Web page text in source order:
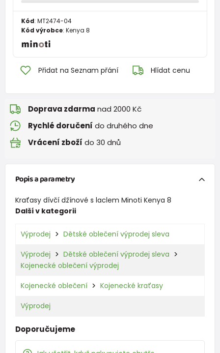
Kód: MT2474-04
Kód výrobce: Kenya 8
Přidat na Seznam přání Hlídat cenu
Doprava zdarma nad 2000 Kč
Rychlé doručení do druhého dne
Vrácení zboží do 30 dnů
Popis a parametry
Kraťasy dívčí džínové s laclem Minoti Kenya 8
Další v kategorii
Výprodej Dětské oblečení výprodej sleva
Výprodej
Dětské oblečení výprodej sleva
Kojenecké oblečení výprodej
Kojenecké oblečení Kojenecké kraťasy
Výprodej
Doporučujeme